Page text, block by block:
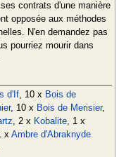
contrats d'une manière
opposée aux méthodes
N'en demandez pas
pourriez mourir dans
d'If, 10 x Bois de
, 10 x Bois de Merisier,
, 2 x Kobalite, 1 x
x Ambre d'Abraknyde